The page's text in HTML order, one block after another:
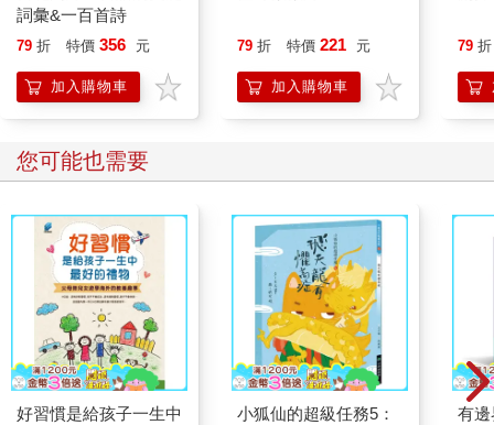
詞彙&一百首詩
79 折 特價 356 元
加入購物車
79 折 特價 221 元
加入購物車
79 折
您可能也需要
好習慣是給孩子一生中
小狐仙的超級任務5：
有